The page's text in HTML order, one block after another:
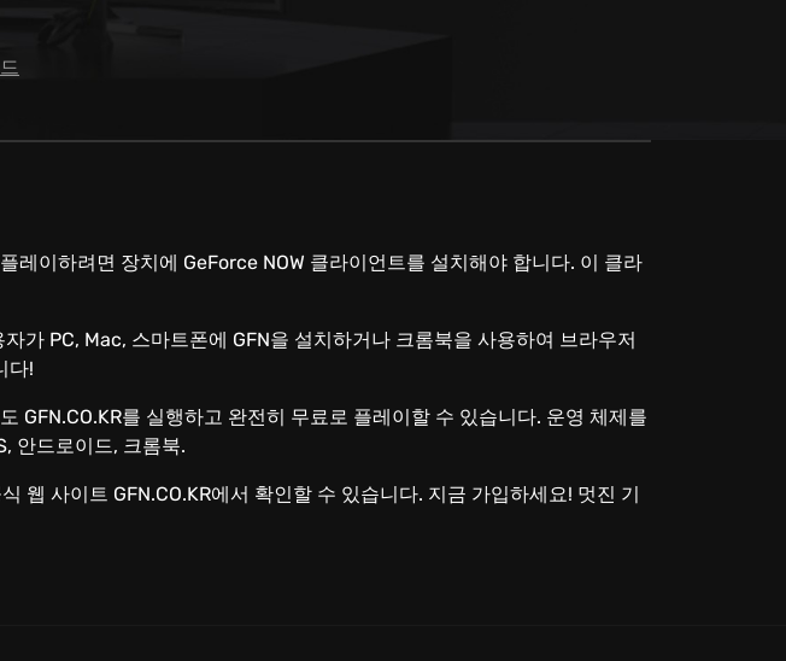
이하려면 장치에 GeForce NOW 클라이언트를 설치해야 합니다. 이 클라
가 PC, Mac, 스마트폰에 GFN을 설치하거나 크롬북을 사용하여 브라우저
다!
GFN.CO.KR를 실행하고 완전히 무료로 플레이할 수 있습니다. 운영 체제를
안드로이드, 크롬북.
웹 사이트 GFN.CO.KR에서 확인할 수 있습니다. 지금 가입하세요! 멋진 기